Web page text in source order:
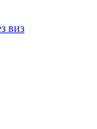
виз